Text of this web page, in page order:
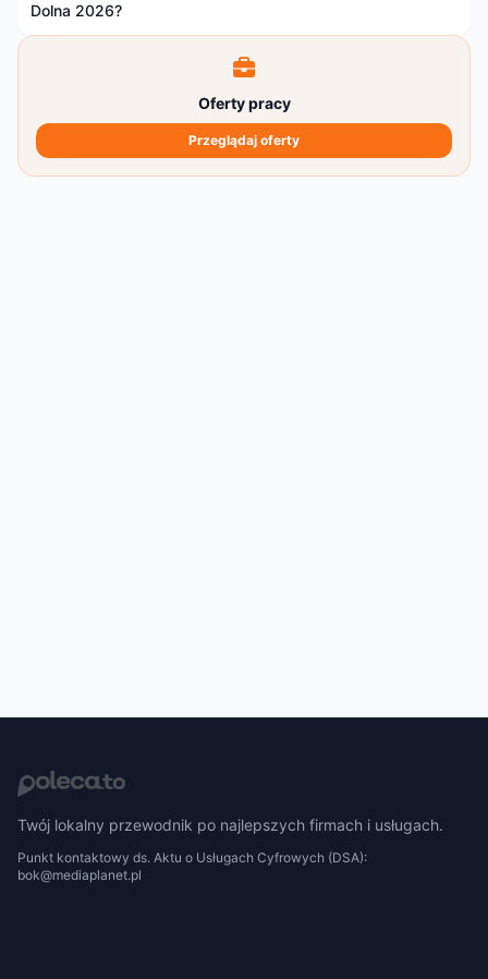
Dolna 2026?
Oferty pracy
Przeglądaj oferty
Twój lokalny przewodnik po najlepszych firmach i usługach.
Punkt kontaktowy ds. Aktu o Usługach Cyfrowych (DSA):
bok@mediaplanet.pl